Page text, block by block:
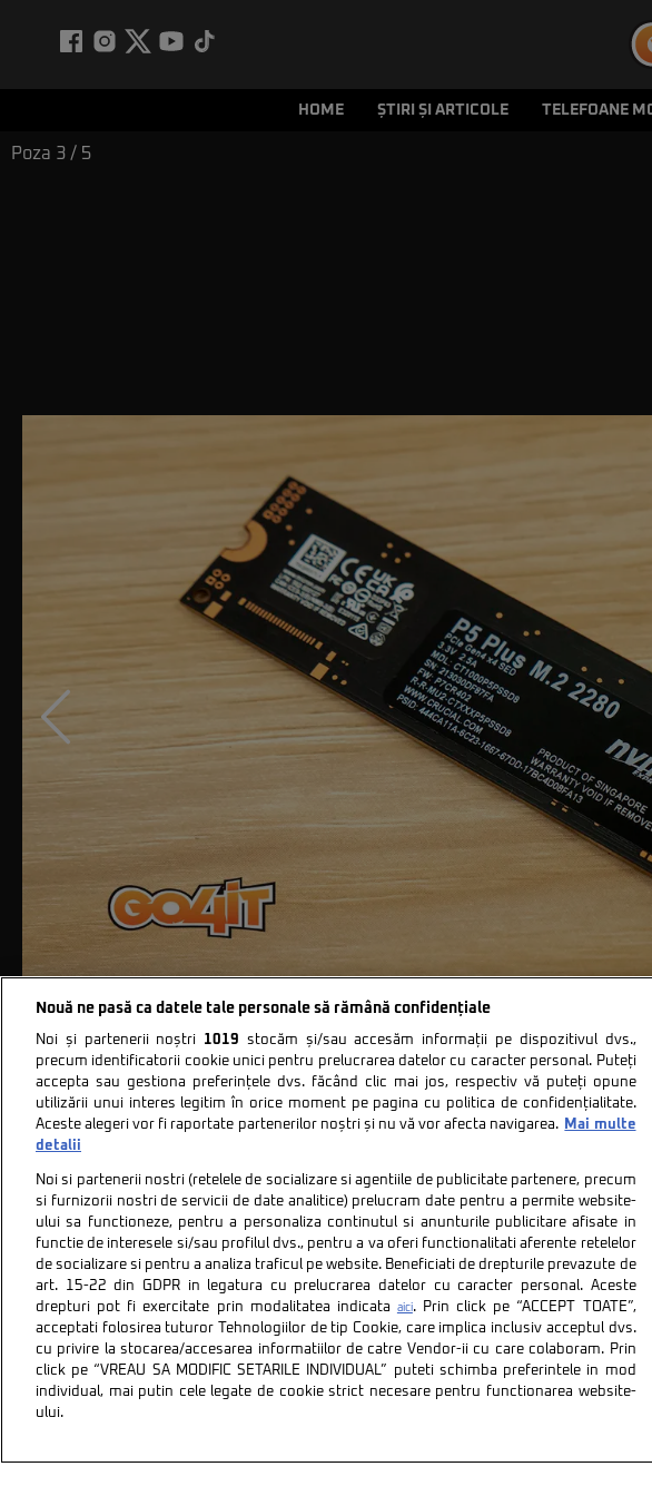
HOME ȘTIRI ȘI ARTICOLE TELEFOANE
Poza 3 / 5
Politica de confidentialitate Politica
Nouă ne pasă ca datele tale personale să rămână confidențiale
Noi și partenerii noștri 1019 stocăm și/sau accesăm informații pe dispozitivul dvs.,
precum identificatorii cookie unici pentru prelucrarea datelor cu caracter personal. Puteți
accepta sau gestiona preferințele dvs. făcând clic mai jos, respectiv vă puteți opune
utilizării unui interes legitim în orice moment pe pagina cu politica de confidențialitate.
Aceste alegeri vor fi raportate partenerilor noștri și nu vă vor afecta navigarea.
Mai multe
detalii
Noi si partenerii nostri (retelele de socializare si agentiile de publicitate partenere, precum
si furnizorii nostri de servicii de date analitice) prelucram date pentru a permite website-
ului sa functioneze, pentru a personaliza continutul si anunturile publicitare afisate in
functie de interesele si/sau profilul dvs., pentru a va oferi functionalitati aferente retelelor
de socializare si pentru a analiza traficul pe website. Beneficiati de drepturile prevazute de
art. 15-22 din GDPR in legatura cu prelucrarea datelor cu caracter personal. Aceste
drepturi pot fi exercitate prin modalitatea indicata
aici. Prin click pe “ACCEPT TOATE”,
acceptati folosirea tuturor Tehnologiilor de tip Cookie, care implica inclusiv acceptul dvs.
cu privire la stocarea/accesarea informatiilor de catre Vendor-ii cu care colaboram. Prin
click pe “VREAU SA MODIFIC SETARILE INDIVIDUAL” puteti schimba preferintele in mod
individual, mai putin cele legate de cookie strict necesare pentru functionarea website-
ului.